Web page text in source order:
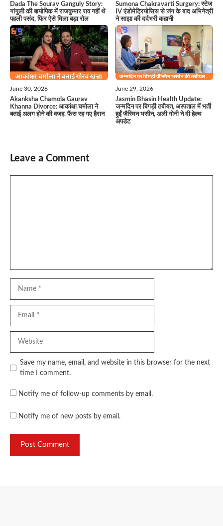
Dada The Sourav Ganguly Story:
गांगुली की बायोपिक में राजकुमार राव नहीं थे
पहली पसंद, फिर ऐसे मिला बड़ा रोल
Sumona Chakravarti Surgery: स्टेज
IV एंडोमेट्रियोसिस से जंग के बाद अभिनेत्री
ने साझा की दर्दभरी कहानी
June 30, 2026
Akanksha Chamola Gaurav
Khanna Divorce: आकांक्षा चमोला ने
बताई अलग होने की वजह, फैंस रह गए हैरान
June 29, 2026
Jasmin Bhasin Health Update:
जन्मदिन पर बिगड़ी तबीयत, अस्पताल में भर्ती
हुईं जैस्मिन भसीन, अली गोनी ने दी हेल्थ
अपडेट
Leave a Comment
Save my name, email, and website in this browser for the next
time I comment.
Notify me of follow-up comments by email.
Notify me of new posts by email.